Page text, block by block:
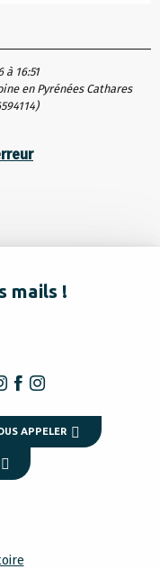
à 16:51
en Pyrénées Cathares
)
mails !
APPELER